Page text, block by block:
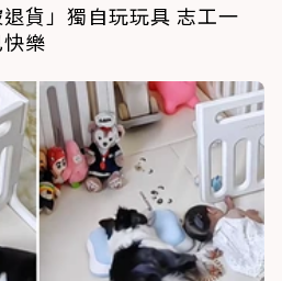
貨」獨自玩玩具 志工一
樂